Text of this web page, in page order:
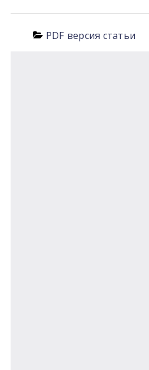
PDF версия статьи